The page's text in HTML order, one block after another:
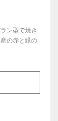
ン型で焼き
の赤と緑の